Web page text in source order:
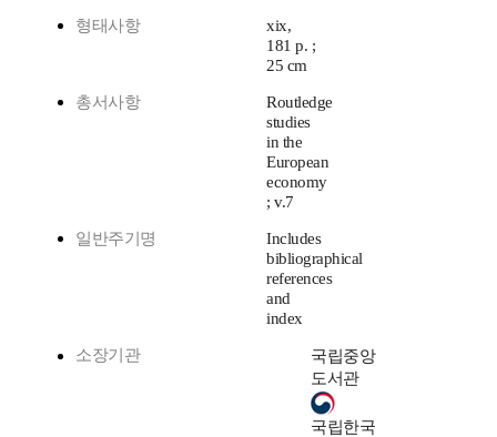
형태사항
xix,
181 p. ;
25 cm
총서사항
Routledge
studies
in the
European
economy
; v.7
일반주기명
Includes
bibliographical
references
and
index
소장기관
국립중앙
도서관
국립한국